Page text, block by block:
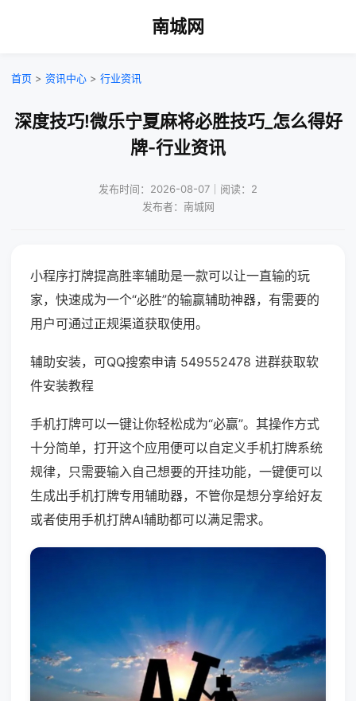
南城网
首页 > 资讯中心 > 行业资讯
深度技巧!微乐宁夏麻将必胜技巧_怎么得好
牌-行业资讯
发布时间：2026-08-07｜阅读：2
发布者：南城网
小程序打牌提高胜率辅助是一款可以让一直输的玩
家，快速成为一个“必胜”的输赢辅助神器，有需要的
用户可通过正规渠道获取使用。
辅助安装，可QQ搜索申请 549552478 进群获取软
件安装教程
手机打牌可以一键让你轻松成为“必赢”。其操作方式
十分简单，打开这个应用便可以自定义手机打牌系统
规律，只需要输入自己想要的开挂功能，一键便可以
生成出手机打牌专用辅助器，不管你是想分享给好友
或者使用手机打牌AI辅助都可以满足需求。